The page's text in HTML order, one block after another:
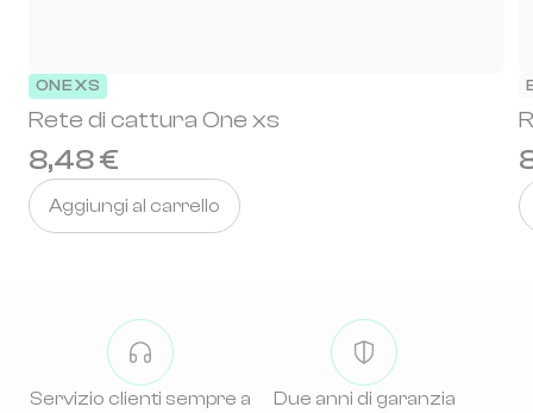
ONE XS
Rete di cattura One xs
8,48 €
Aggiungi al carrello
Servizio clienti sempre a
Due anni di garanzia